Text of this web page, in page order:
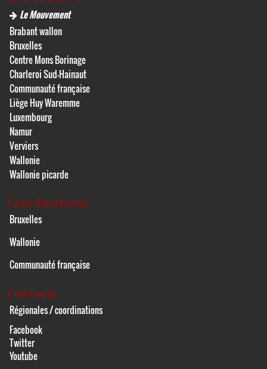
Le Mouvement
Brabant wallon
Bruxelles
Centre Mons Borinage
Charleroi Sud-Hainaut
Communauté française
Liège Huy Waremme
Luxembourg
Namur
Verviers
Wallonie
Wallonie picarde
Coordinations
Bruxelles
Wallonie
Communauté française
Contacts
Régionales / coordinations
Facebook
Twitter
Youtube